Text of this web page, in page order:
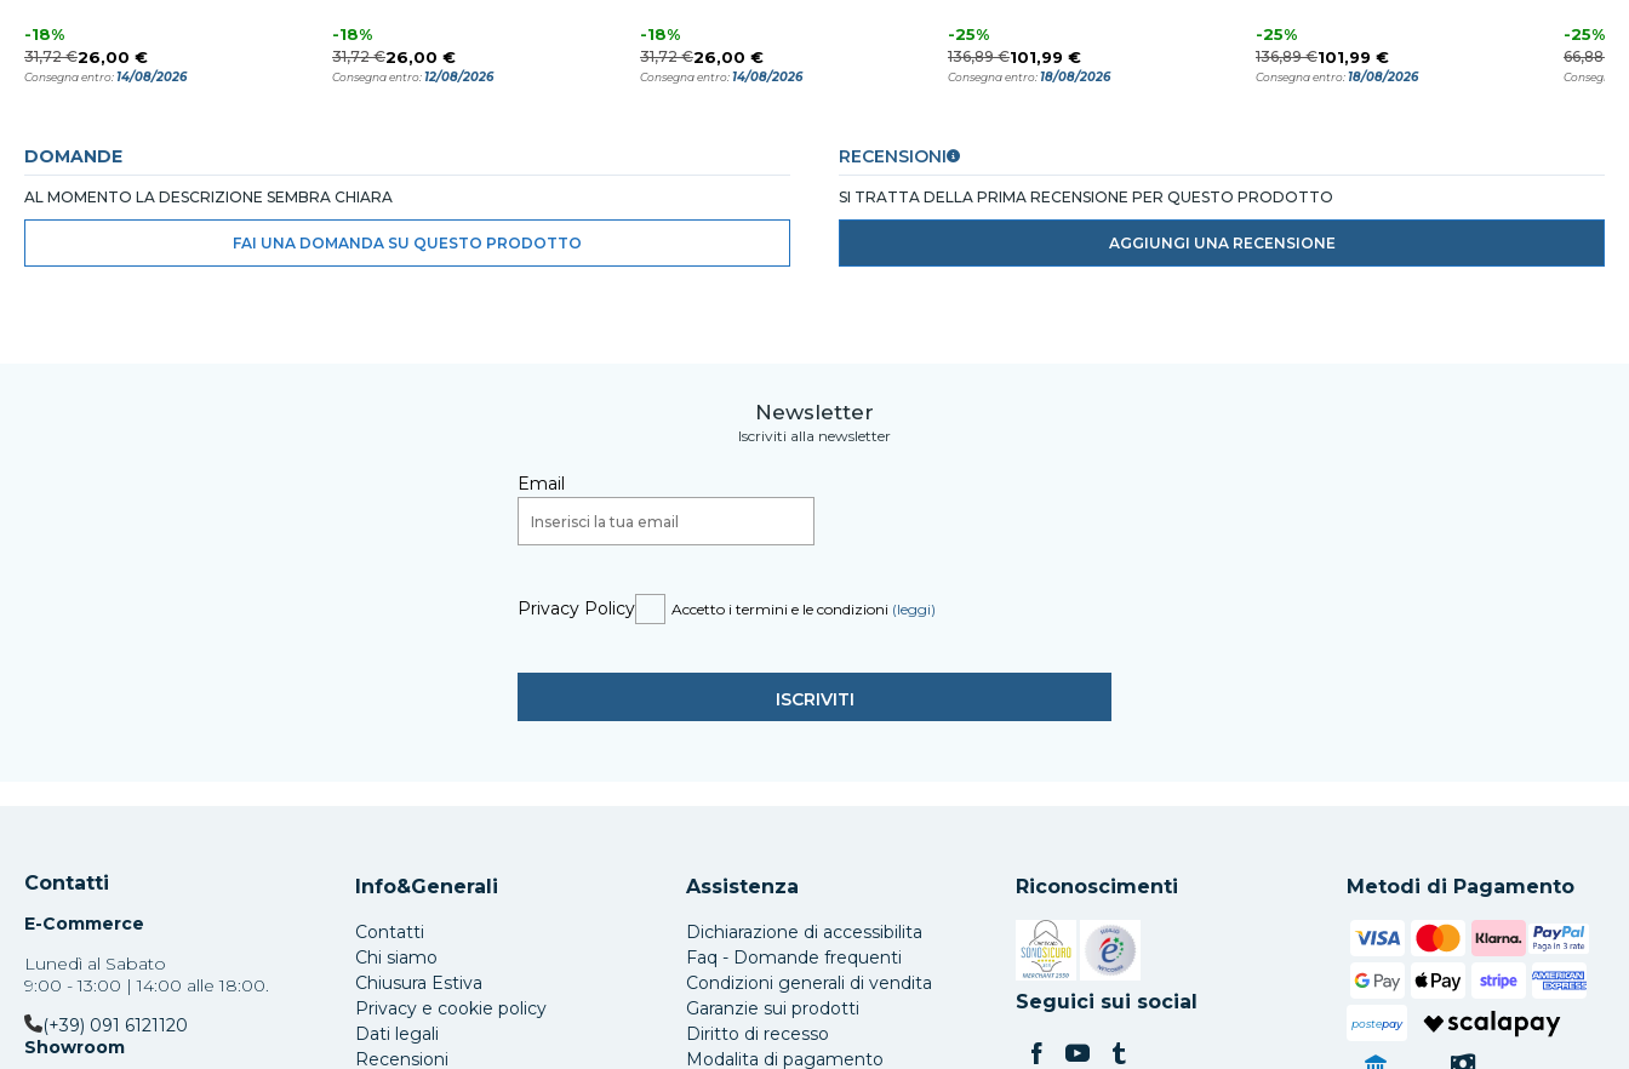
-18%
31,72 €26,00 €
Consegna entro:14/08/2026
-18%
31,72 €26,00 €
Consegna entro:12/08/2026
-18%
31,72 €26,00 €
Consegna entro:14/08/2026
-25%
136,89 €101,99 €
Consegna entro:18/08/2026
-25%
136,89 €101,99 €
Consegna entro:18/08/2026
-25%
66,88 €
Consegna
DOMANDE
AL MOMENTO LA DESCRIZIONE SEMBRA CHIARA
FAI UNA DOMANDA SU QUESTO PRODOTTO
RECENSIONI
SI TRATTA DELLA PRIMA RECENSIONE PER QUESTO PRODOTTO
AGGIUNGI UNA RECENSIONE
Newsletter
Iscriviti alla newsletter
Email
Privacy Policy Accetto i termini e le condizioni (leggi)
Contatti
E-Commerce
Lunedì al Sabato
9:00 - 13:00 | 14:00 alle 18:00.
(+39) 091 6121120
Showroom
Info&Generali
Contatti
Chi siamo
Chiusura Estiva
Privacy e cookie policy
Dati legali
Recensioni
Assistenza
Dichiarazione di accessibilita
Faq - Domande frequenti
Condizioni generali di vendita
Garanzie sui prodotti
Diritto di recesso
Modalita di pagamento
Riconoscimenti
Si apre in una nuova scheda
Si apre in una nuova scheda
Seguici sui social
Metodi di Pagamento
postepay